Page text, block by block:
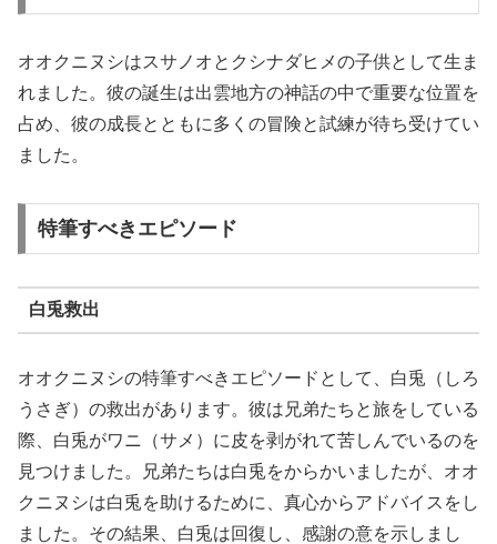
オオクニヌシはスサノオとクシナダヒメの子供として生ま
れました。彼の誕生は出雲地方の神話の中で重要な位置を
占め、彼の成長とともに多くの冒険と試練が待ち受けてい
ました。
特筆すべきエピソード
白兎救出
オオクニヌシの特筆すべきエピソードとして、白兎（しろ
うさぎ）の救出があります。彼は兄弟たちと旅をしている
際、白兎がワニ（サメ）に皮を剥がれて苦しんでいるのを
見つけました。兄弟たちは白兎をからかいましたが、オオ
クニヌシは白兎を助けるために、真心からアドバイスをし
ました。その結果、白兎は回復し、感謝の意を示しまし